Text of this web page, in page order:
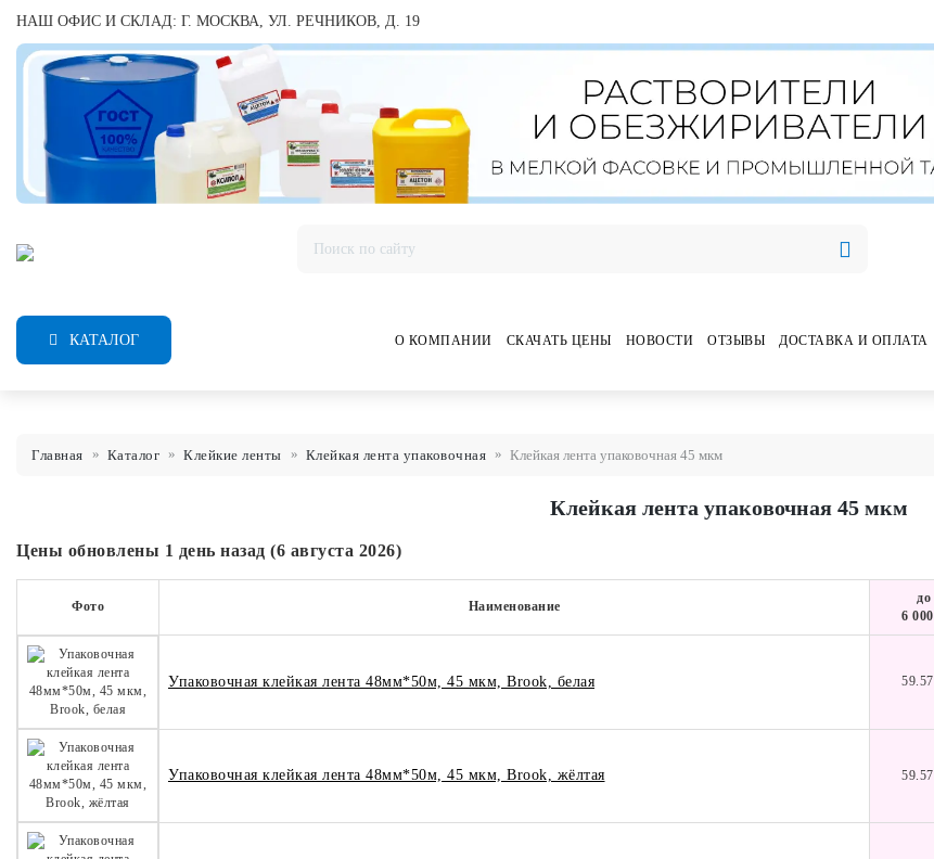
НАШ ОФИС И СКЛАД: Г. МОСКВА, УЛ. РЕЧНИКОВ, Д. 19
КАТАЛОГ О КОМПАНИИ СКАЧАТЬ ЦЕНЫ НОВОСТИ ОТЗЫВЫ ДОСТАВКА И ОПЛАТА
Главная Каталог Клейкие ленты Клейкая лента упаковочная Клейкая лента упаковочная 45 мкм
Клейкая лента упаковочная 45 мкм
Цены обновлены 1 день назад (6 августа 2026)
Фото Наименование
до
6
Упаковочная клейкая лента 48мм*50м, 45 мкм, Brook, белая
Упаковочная клейкая лента 48мм*50м, 45 мкм, Brook, жёлтая